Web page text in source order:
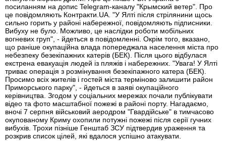
посиланням на допис Telegram-каналу "Крымский ветер". Про
це повідомляють Контракти.UA. "У Ялті після стрілянини щось
сильно горить у районі набережної, повідомляють підписники.
Вибуху не було. Можливо, це наслідки роботи мобільних
вогневих груп", - йдеться в повідомленні. Окрім того, вказано,
що раніше окупаційна влада попереджала населення міста про
небезпеку безекіпажних катерів (БЕК). Після цього відбулася
екстрена евакуація людей із пляжів і набережних. "Увага! У Ялті
триває операція з розмінування безекіпажного катера (БЕК).
Просимо всіх жителів і гостей міста терміново залишити район
Приморського парку", - йдеться в заяві окупаційного
керівництва. Згодом у соціальних мережах почали публікувати
відео та фото масштабної пожежі в районі порту. Нагадаємо,
вночі 7 серпня військовий аеродром "Гвардійське" в тимчасово
окупованому Криму охопили потужні пожежі після серії гучних
вибухів. Трохи пізніше Генштаб ЗСУ підтвердив ураження та
розкрив список цілей, які вдалося успішно атакувати.